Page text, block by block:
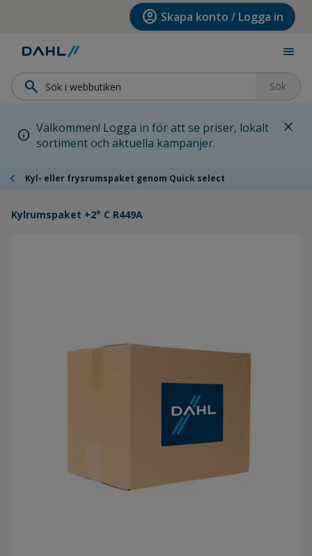
Hoppa till huvudinnehållet account_circle Skapa konto / Logga in
menu
search Sök
info Välkommen! Logga in för att se priser, lokalt
sortiment och aktuella kampanjer.
close
chevron_left Kyl- eller frysrumspaket genom Quick select
Kylrumspaket +2° C R449A